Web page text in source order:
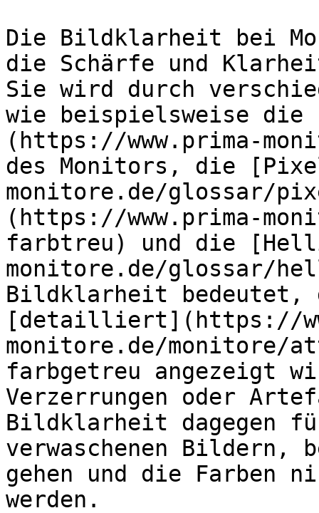
Die Bildklarheit bei
die Schärfe und
Sie wird durch
wie beispielsweise die
(https://www.prima-
des Monitors, die
monitore.de/glossar/
(https://www.prima-
farbtreu) und die
monitore.de/glossar/
Bildklarheit bedeutet,
[detailliert](https://
monitore.de/
farbgetreu angezeigt
Verzerrungen oder
Bildklarheit dagegen
verwaschenen Bildern,
gehen und die Farben
werden.